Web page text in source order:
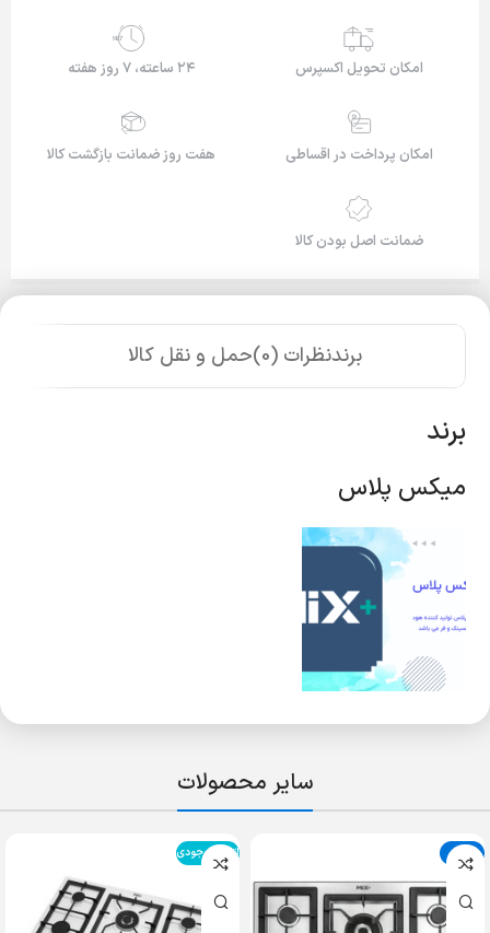
امکان تحویل اکسپرس
24/7
۲۴ ساعته، ۷ روز هفته
امکان پرداخت در اقساطی هفت روز ضمانت بازگشت کالا
ضمانت اصل بودن کالا
برندنظرات (0) حمل و نقل کالا
برند
میکس پلاس
سایر محصولات
حراج اتمام موجودی